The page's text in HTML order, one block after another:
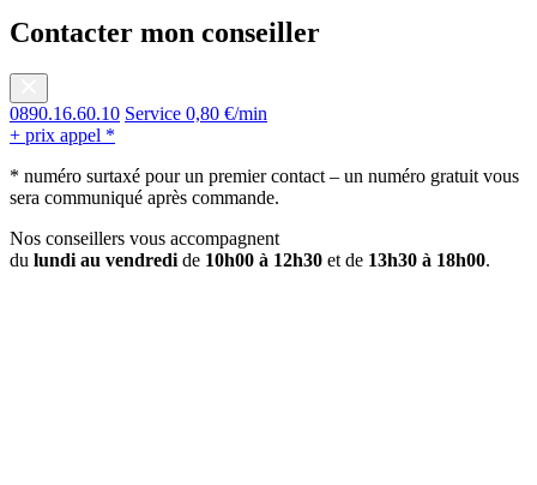
Contacter mon conseiller
0890.16.60.10 Service 0,80 €/min
+ prix appel *
* numéro surtaxé pour un premier contact – un numéro gratuit vous
sera communiqué après commande.
Nos conseillers vous accompagnent
du lundi au vendredi de 10h00 à 12h30 et de 13h30 à 18h00.